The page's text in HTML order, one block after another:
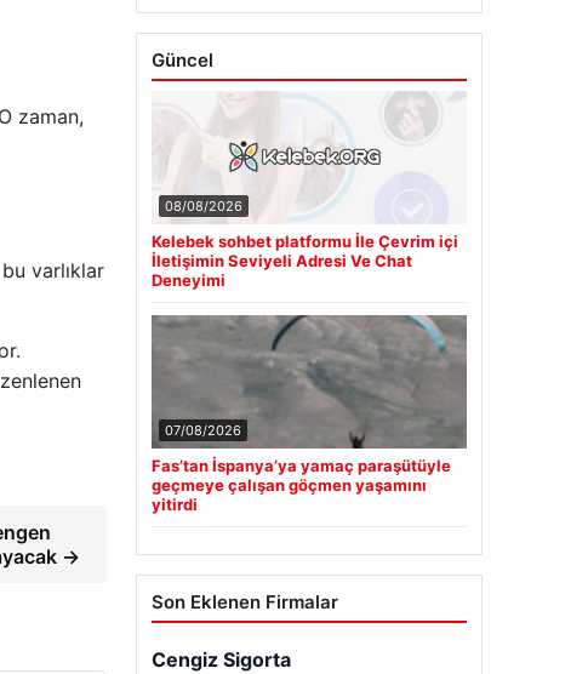
zaman,
varlıklar
→
Güncel
08/08/2026
Kelebek sohbet platformu İle Çevrim içi
İletişimin Seviyeli Adresi Ve Chat
Deneyimi
07/08/2026
Fas’tan İspanya’ya yamaç paraşütüyle
geçmeye çalışan göçmen yaşamını
yitirdi
Son Eklenen Firmalar
Cengiz Sigorta